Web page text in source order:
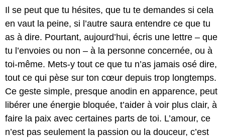
Il se peut que tu hésites, que tu te demandes si cela
en vaut la peine, si l’autre saura entendre ce que tu
as à dire. Pourtant, aujourd’hui, écris une lettre – que
tu l’envoies ou non – à la personne concernée, ou à
toi-même. Mets-y tout ce que tu n’as jamais osé dire,
tout ce qui pèse sur ton cœur depuis trop longtemps.
Ce geste simple, presque anodin en apparence, peut
libérer une énergie bloquée, t’aider à voir plus clair, à
faire la paix avec certaines parts de toi. L’amour, ce
n’est pas seulement la passion ou la douceur, c’est